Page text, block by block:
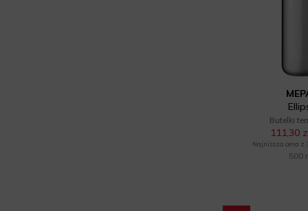
Butelki
111,30
Najniższa cena z
500